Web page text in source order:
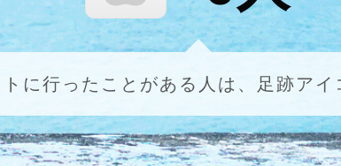
に行ったことがある人は、足跡アイ